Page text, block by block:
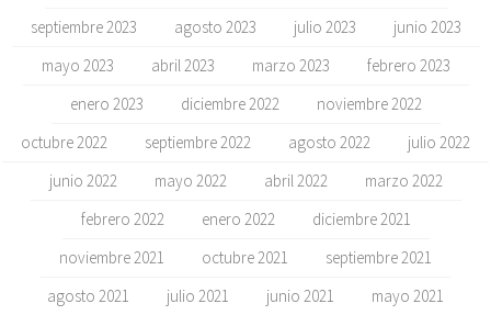
septiembre 2023
agosto 2023 julio 2023
junio 2023
mayo 2023
abril 2023 marzo 2023
febrero 2023
enero 2023
diciembre 2022
noviembre 2022
octubre 2022
septiembre 2022 agosto 2022
julio 2022
junio 2022
mayo 2022 abril 2022
marzo 2022
febrero 2022
enero 2022
diciembre 2021
noviembre 2021
octubre 2021
septiembre 2021
agosto 2021
julio 2021 junio 2021
mayo 2021